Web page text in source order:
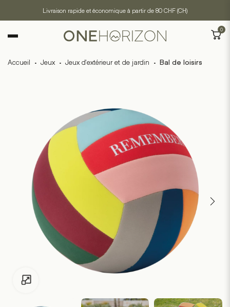
Livraison rapide et économique à partir de 80 CHF (CH)
0
Accueil · Jeux · Jeux d'extérieur et de jardin · Bal de loisirs